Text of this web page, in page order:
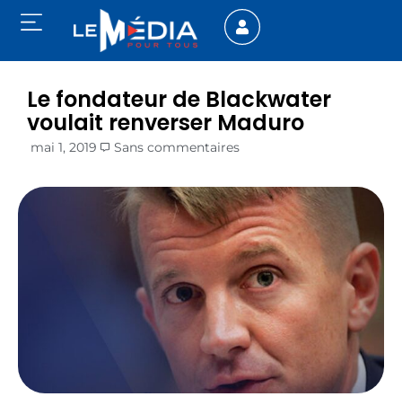
Le fondateur de Blackwater
voulait renverser Maduro
mai 1, 2019 Sans commentaires